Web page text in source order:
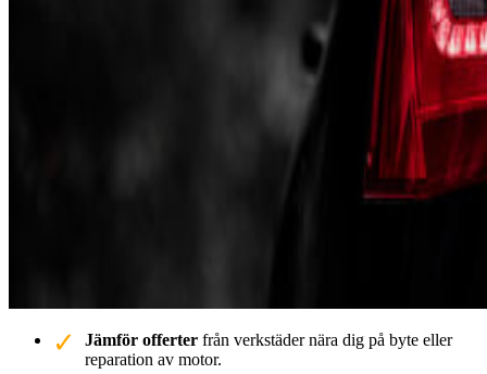
Jämför offerter från verkstäder nära dig på byte eller
reparation av motor.